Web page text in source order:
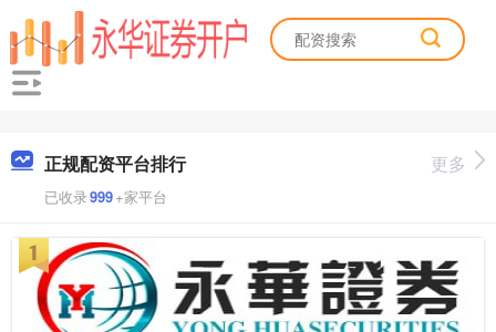
正规配资平台排行
已收录999+家平台
更多